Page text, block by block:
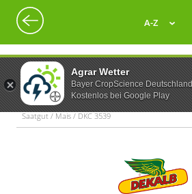
Agrar Wetter
Bayer CropScience
Kostenlos bei Google Play
A-Z
Saatgut / Mais / DKC 3539